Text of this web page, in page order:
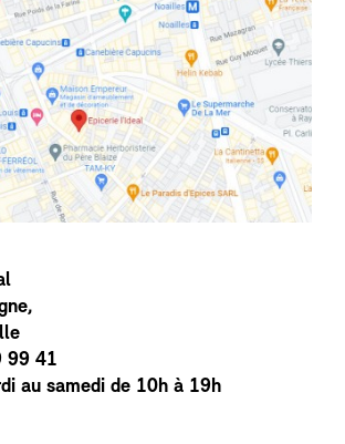
99 41
au samedi de 10h à 19h